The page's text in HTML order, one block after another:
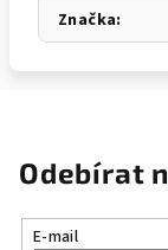
Značka:
Odebírat
E-mail